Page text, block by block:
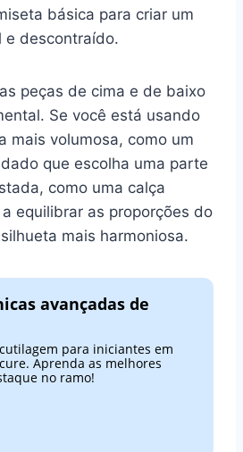
básica para criar um
e descontraído.
peças de cima e de baixo
Se você está usando
mais volumosa, como um
que escolha uma parte
como uma calça
equilibrar as proporções do
mais harmoniosa.
avançadas de
para iniciantes em
Aprenda as melhores
no ramo!